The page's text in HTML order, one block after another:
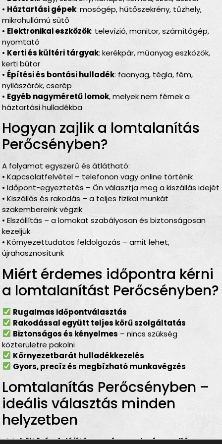
• Háztartási gépek: mosógép, hűtőszekrény, tűzhely,
mikrohullámú sütő
• Elektronikai eszközök: televízió, monitor, számítógép,
nyomtató
• Kerti és kültéri tárgyak: kerékpár, műanyag eszközök,
kerti bútor
• Építési és bontási hulladék: faanyag, tégla, fém,
nyílászárók, cserép
• Egyéb nagyméretű lomok, melyek nem férnek a
háztartási hulladékba
Hogyan zajlik a lomtalanítás
Perőcsényben?
A folyamat egyszerű és átlátható:
• Kapcsolatfelvétel – telefonon vagy online történik
• Időpont-egyeztetés – Ön választja meg a kiszállás idejét
• Kiszállás és rakodás – a teljes fizikai munkát
szakembereink végzik
• Elszállítás – a lomokat szabályosan és biztonságosan
kezeljük
• Környezettudatos feldolgozás – amit lehet,
újrahasznosítunk
Miért érdemes időpontra kérni
a lomtalanítást Perőcsényben?
Rugalmas időpontválasztás
Rakodással együtt teljes körű szolgáltatás
Biztonságos és kényelmes – nincs szükség
közterületre pakolni
Környezetbarát hulladékkezelés
Gyors, precíz és megbízható munkavégzés
Lomtalanítás Perőcsényben –
ideális választás minden
helyzetben
Akárköltözés,felújítás,garázsrendezés,padlás- vagy